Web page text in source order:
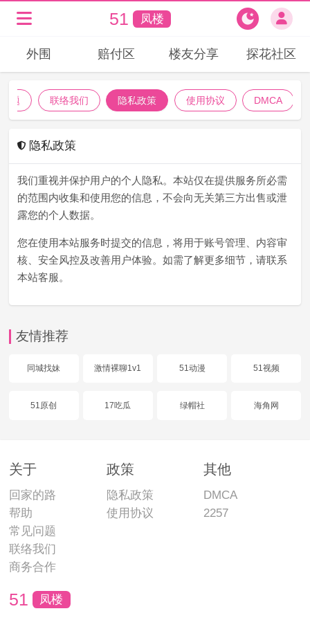
51 凤楼
外围 赔付区 楼友分享 探花社区
题 联络我们 隐私政策 使用协议 DMCA
隐私政策
我们重视并保护用户的个人隐私。本站仅在提供服务所必需
的范围内收集和使用您的信息，不会向无关第三方出售或泄
露您的个人数据。
您在使用本站服务时提交的信息，将用于账号管理、内容审
核、安全风控及改善用户体验。如需了解更多细节，请联系
本站客服。
友情推荐
同城找妹 激情裸聊1v1 51动漫 51视频
51原创 17吃瓜 绿帽社 海角网
关于
回家的路
帮助
常见问题
联络我们
商务合作
政策
隐私政策
使用协议
其他
DMCA
2257
51 凤楼